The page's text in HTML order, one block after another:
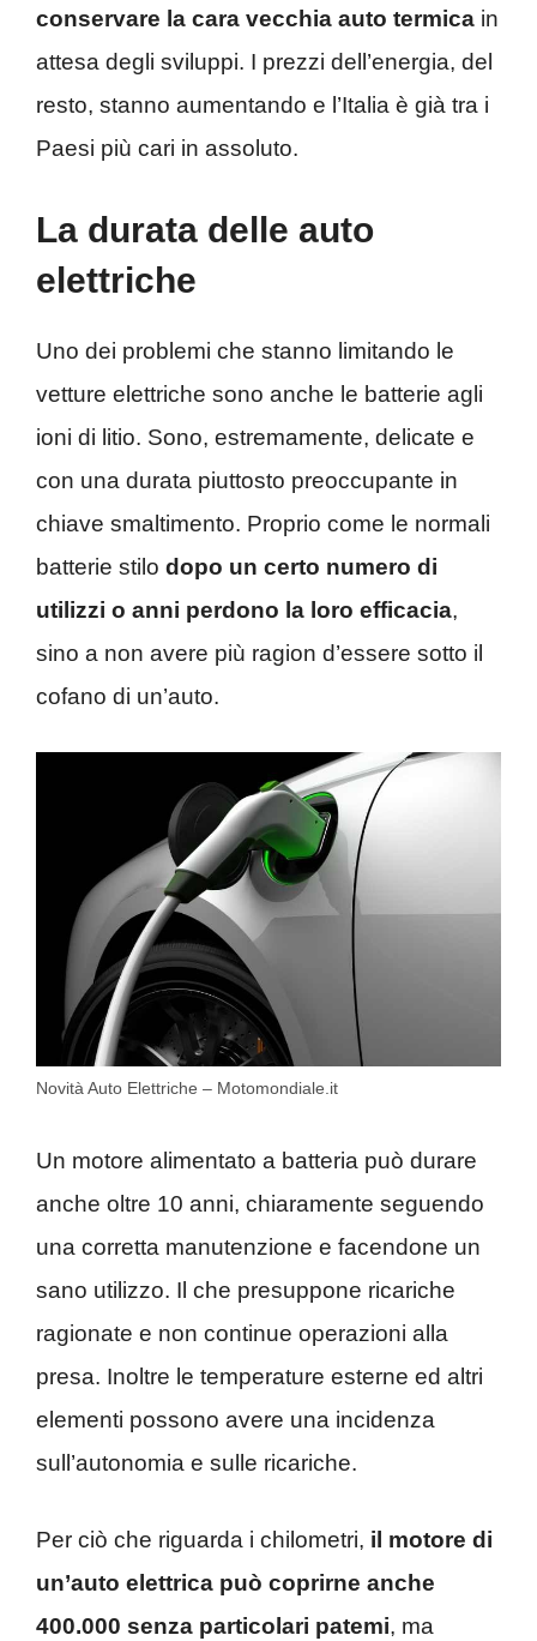
conservare la cara vecchia auto termica in
attesa degli sviluppi. I prezzi dell’energia, del
resto, stanno aumentando e l’Italia è già tra i
Paesi più cari in assoluto.
La durata delle auto
elettriche
Uno dei problemi che stanno limitando le
vetture elettriche sono anche le batterie agli
ioni di litio. Sono, estremamente, delicate e
con una durata piuttosto preoccupante in
chiave smaltimento. Proprio come le normali
batterie stilo dopo un certo numero di
utilizzi o anni perdono la loro efficacia,
sino a non avere più ragion d’essere sotto il
cofano di un’auto.
Novità Auto Elettriche – Motomondiale.it
Un motore alimentato a batteria può durare
anche oltre 10 anni, chiaramente seguendo
una corretta manutenzione e facendone un
sano utilizzo. Il che presuppone ricariche
ragionate e non continue operazioni alla
presa. Inoltre le temperature esterne ed altri
elementi possono avere una incidenza
sull’autonomia e sulle ricariche.
Per ciò che riguarda i chilometri, il motore di
un’auto elettrica può coprirne anche
400.000 senza particolari patemi, ma